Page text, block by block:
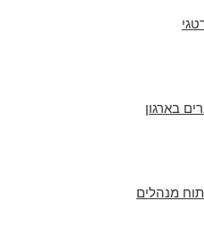
בארגון
מנהלים